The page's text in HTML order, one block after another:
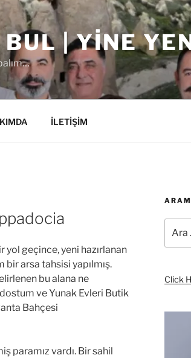
| YINE
İLETİŞİM
yol geçince, yeni hazırlanan
bir arsa tahsisi yapılmış.
bu alana ne
ve Yunak Evleri Butik
Bahçesi
paramız vardı. Bir sahil
Click